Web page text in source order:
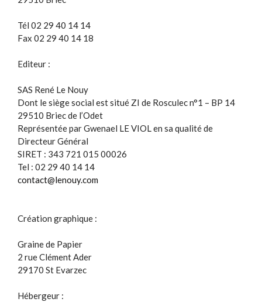
Tél 02 29 40 14 14
Fax 02 29 40 14 18
Editeur :
SAS René Le Nouy
Dont le siège social est situé ZI de Rosculec n°1 – BP 14
29510 Briec de l’Odet
Représentée par Gwenael LE VIOL en sa qualité de
Directeur Général
SIRET : 343 721 015 00026
Tel : 02 29 40 14 14
contact@lenouy.com
Création graphique :
Graine de Papier
2 rue Clément Ader
29170 St Evarzec
Hébergeur :